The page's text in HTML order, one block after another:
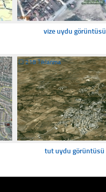
vize uydu görüntüsü
☐218 Tıklanma
tut uydu görüntüsü